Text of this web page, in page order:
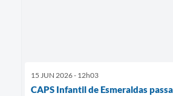
15 JUN 2026 - 12h03
CAPS Infantil de Esmeraldas